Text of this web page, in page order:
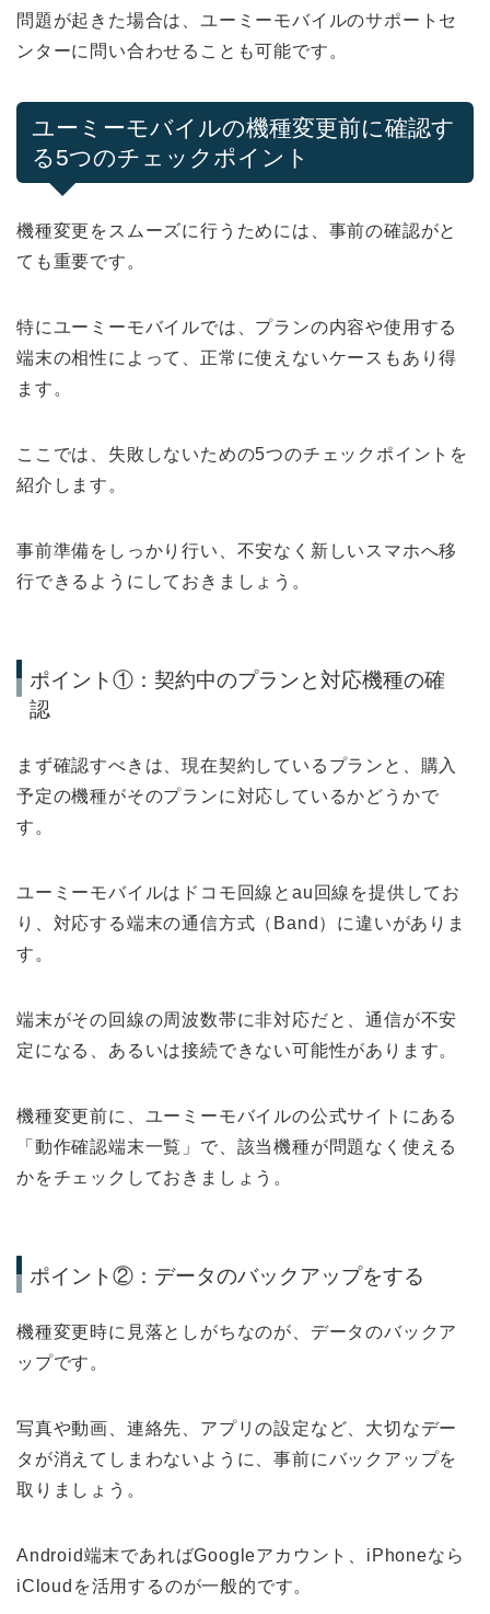
問題が起きた場合は、ユーミーモバイルのサポートセ
ンターに問い合わせることも可能です。
ユーミーモバイルの機種変更前に確認す
る5つのチェックポイント
機種変更をスムーズに行うためには、事前の確認がと
ても重要です。
特にユーミーモバイルでは、プランの内容や使用する
端末の相性によって、正常に使えないケースもあり得
ます。
ここでは、失敗しないための5つのチェックポイントを
紹介します。
事前準備をしっかり行い、不安なく新しいスマホへ移
行できるようにしておきましょう。
ポイント①：契約中のプランと対応機種の確
認
まず確認すべきは、現在契約しているプランと、購入
予定の機種がそのプランに対応しているかどうかで
す。
ユーミーモバイルはドコモ回線とau回線を提供してお
り、対応する端末の通信方式（Band）に違いがありま
す。
端末がその回線の周波数帯に非対応だと、通信が不安
定になる、あるいは接続できない可能性があります。
機種変更前に、ユーミーモバイルの公式サイトにある
「動作確認端末一覧」で、該当機種が問題なく使える
かをチェックしておきましょう。
ポイント②：データのバックアップをする
機種変更時に見落としがちなのが、データのバックア
ップです。
写真や動画、連絡先、アプリの設定など、大切なデー
タが消えてしまわないように、事前にバックアップを
取りましょう。
Android端末であればGoogleアカウント、iPhoneなら
iCloudを活用するのが一般的です。